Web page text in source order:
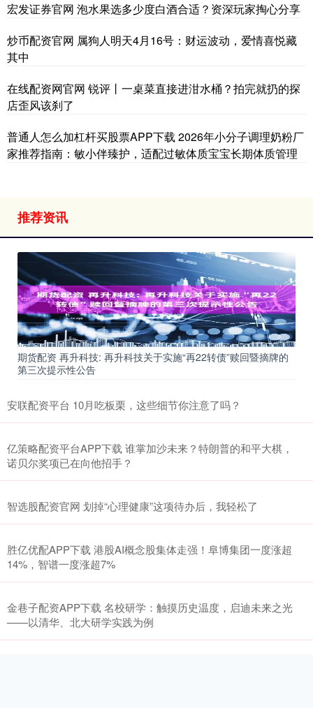
宏发证券官网 泡水果选多少度白酒合适？资深玩家掏心分享
炒币配资官网 属狗人明天4月16号：财运波动，爱情喜悦藏
其中
在线配资网官网 锐评丨一桌菜直接进泔水桶？拍完就扔的探
店歪风该刹了
普通人怎么加杠杆买股票APP下载 2026年小分子调理奶粉厂
家推荐指南：敏小伴臻护，适配过敏体质宝宝长期体质管理
推荐资讯
期货配资 再升科技: 再升科技关于实施“再22转债”赎回暨摘牌的
第三次提示性公告
安联配资平台 10月吃板栗，这些细节你注意了吗？
亿策略配资平台APP下载 谁掌加沙未来？特朗普的和平大棋，
诺贝尔奖项已在向他招手？
智选股配资官网 划掉“心理健康”这项待办后，我轻松了
胜亿优配APP下载 港股AI概念股集体走强！阜博集团一度涨超
14%，智谱一度涨超7%
金巷子配资APP下载 名校研学：触摸历史温度，启迪未来之光
——以清华、北大研学实践为例